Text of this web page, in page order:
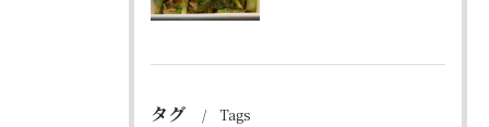
タグ Tags